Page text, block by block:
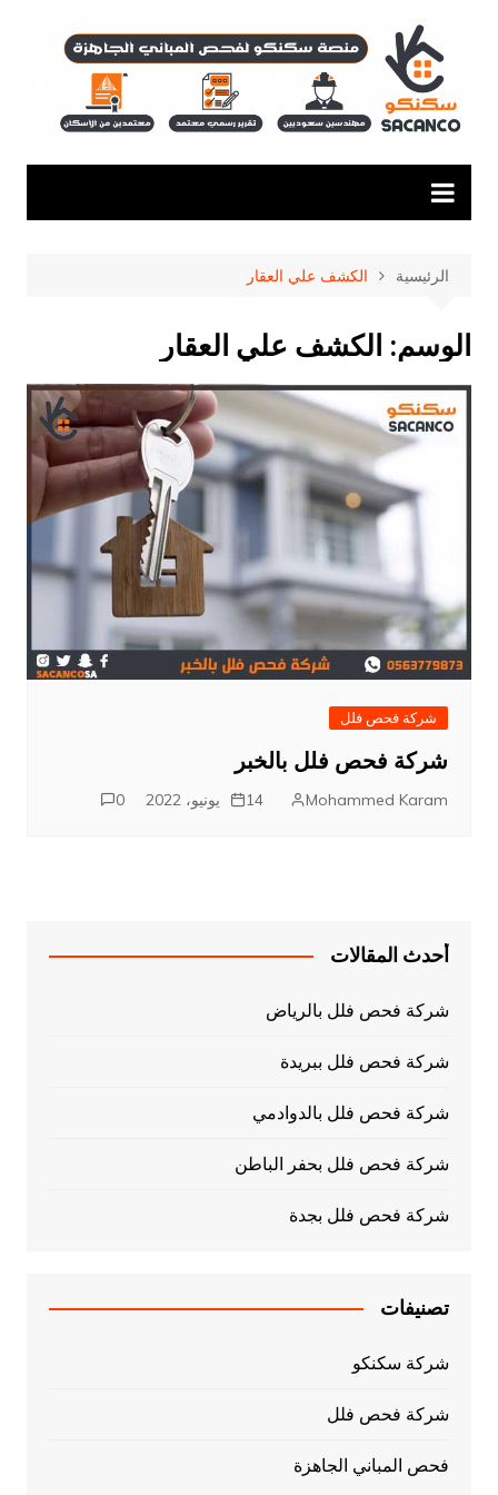
المحتوى
الرئيسية الكشف علي العقار
الوسم: الكشف علي العقار
شركة فحص فلل
شركة فحص فلل بالخبر
Mohammed Karam 14 يونيو، 2022 0
أحدث المقالات
شركة فحص فلل بالرياض
شركة فحص فلل ببريدة
شركة فحص فلل بالدوادمي
شركة فحص فلل بحفر الباطن
شركة فحص فلل بجدة
تصنيفات
شركة سكنكو
شركة فحص فلل
فحص المباني الجاهزة